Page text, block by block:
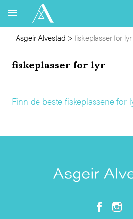
Asgeir Alvestad > fiskeplasser for lyr
fiskeplasser for lyr
Finn de beste fiskeplassene for